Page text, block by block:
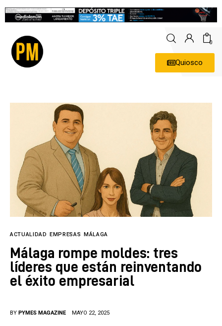
0
Quiosco
Economía
Empresas
Entrevistas
Expertos
LifeStyle
ACTUALIDAD EMPRESAS MÁLAGA
Málaga rompe moldes: tres
líderes que están reinventando
el éxito empresarial
BY PYMES MAGAZINE MAYO 22, 2025